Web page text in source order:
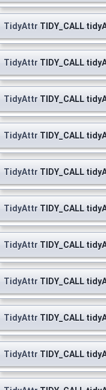
TidyAttr TIDY_CALL
TidyAttr TIDY_CALL
TidyAttr TIDY_CALL
TidyAttr TIDY_CALL
TidyAttr TIDY_CALL
TidyAttr TIDY_CALL
TidyAttr TIDY_CALL
TidyAttr TIDY_CALL
TidyAttr TIDY_CALL
TidyAttr TIDY_CALL